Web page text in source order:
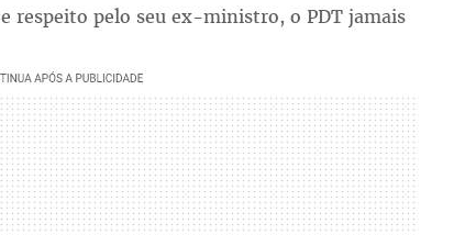
respeito pelo seu ex-ministro, o PDT jamais